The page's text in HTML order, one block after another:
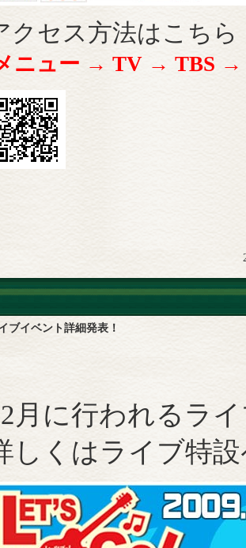
クセス方法はこちら
ニュー → TV → TBS
ブイベント詳細発表！
月に行われるラ
しくはライブ特